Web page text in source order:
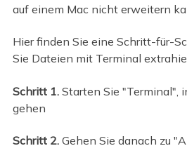
auf einem Mac nicht erweitern
Hier finden Sie eine Schritt-für-
Sie Dateien mit Terminal
Schritt 1. Starten Sie "Terminal",
gehen
Schritt 2.Gehen Sie danach zu